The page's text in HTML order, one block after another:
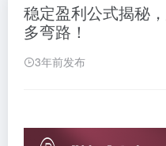
稳定盈利公式揭秘
多弯路！
3年前发布